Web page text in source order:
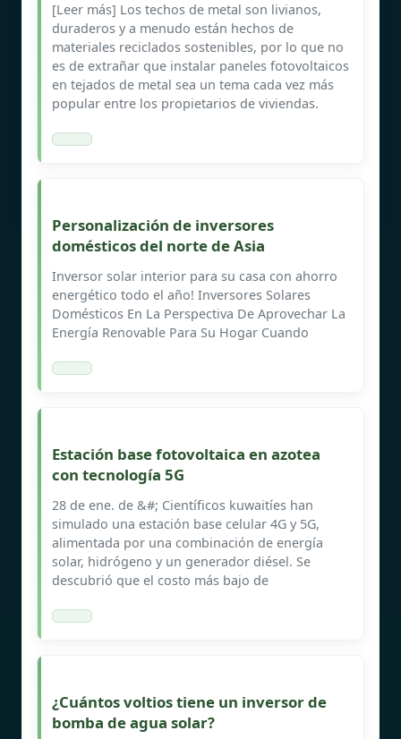
[Leer más] Los techos de metal son livianos,
duraderos y a menudo están hechos de
materiales reciclados sostenibles, por lo que no
es de extrañar que instalar paneles fotovoltaicos
en tejados de metal sea un tema cada vez más
popular entre los propietarios de viviendas.
Personalización de inversores
domésticos del norte de Asia
Inversor solar interior para su casa con ahorro
energético todo el año! Inversores Solares
Domésticos En La Perspectiva De Aprovechar La
Energía Renovable Para Su Hogar Cuando
Estación base fotovoltaica en azotea
con tecnología 5G
28 de ene. de &#; Científicos kuwaitíes han
simulado una estación base celular 4G y 5G,
alimentada por una combinación de energía
solar, hidrógeno y un generador diésel. Se
descubrió que el costo más bajo de
¿Cuántos voltios tiene un inversor de
bomba de agua solar?